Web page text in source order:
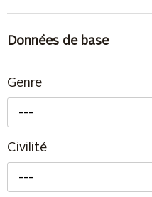
Données de base
Genre
---
Civilité
---